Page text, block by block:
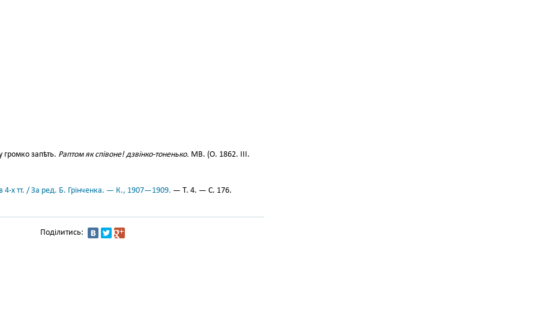
громко запѣть. Раптом як співоне! дзвінко-тоненько. МВ. (О. 1862. III.
4-х тт. / За ред. Б. Грінченка. — К., 1907—1909. — Т. 4. — С. 176.
Поділитись: